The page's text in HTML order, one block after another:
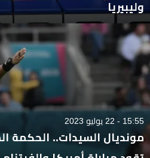
وليبيريا
15:55 - 22 يوليو 2023
مونديال السيدات.. الحكمة